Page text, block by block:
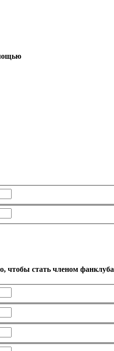
чтобы стать членом фанклуба